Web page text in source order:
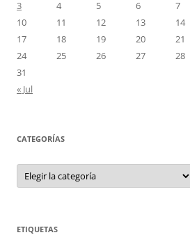
3
4 5 6 7
10
11 12 13 14
17
18 19 20 21
24
25 26 27 28
31
« Jul
CATEGORÍAS
Categorías
ETIQUETAS